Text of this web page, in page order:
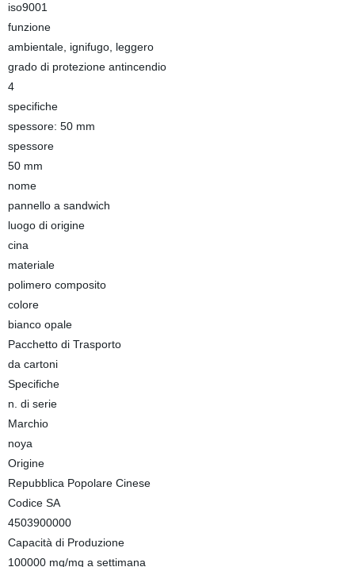
iso9001
funzione
ambientale, ignifugo, leggero
grado di protezione antincendio
4
specifiche
spessore: 50 mm
spessore
50 mm
nome
pannello a sandwich
luogo di origine
cina
materiale
polimero composito
colore
bianco opale
Pacchetto di Trasporto
da cartoni
Specifiche
n. di serie
Marchio
noya
Origine
Repubblica Popolare Cinese
Codice SA
4503900000
Capacità di Produzione
100000 mq/mq a settimana